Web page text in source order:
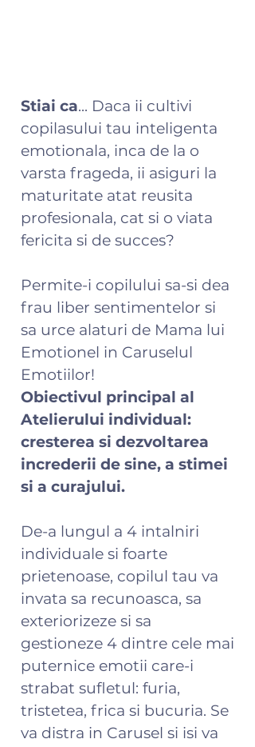
Stiai ca... Daca ii cultivi
copilasului tau inteligenta
emotionala, inca de la o
varsta frageda, ii asiguri la
maturitate atat reusita
profesionala, cat si o viata
fericita si de succes?
Permite-i copilului sa-si dea
frau liber sentimentelor si
sa urce alaturi de Mama lui
Emotionel in Caruselul
Emotiilor!
Obiectivul principal al
Atelierului individual:
cresterea si dezvoltarea
increderii de sine, a stimei
si a curajului.
De-a lungul a 4 intalniri
individuale si foarte
prietenoase, copilul tau va
invata sa recunoasca, sa
exteriorizeze si sa
gestioneze 4 dintre cele mai
puternice emotii care-i
strabat sufletul: furia,
tristetea, frica si bucuria. Se
va distra in Carusel si isi va